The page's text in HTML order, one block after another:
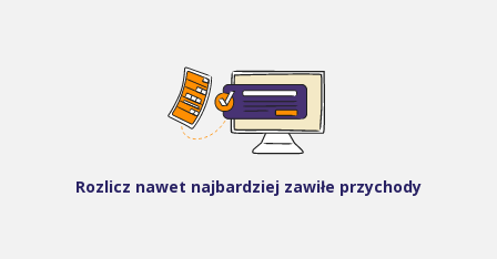
Rozlicz nawet najbardziej zawiłe przychody